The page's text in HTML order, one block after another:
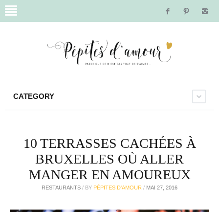
CATEGORY
10 TERRASSES CACHÉES À
BRUXELLES OÙ ALLER
MANGER EN AMOUREUX
RESTAURANTS / BY PÉPITES D'AMOUR / MAI 27, 2016